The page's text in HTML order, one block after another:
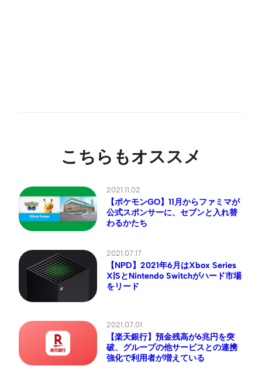
こちらもオススメ
2021.11.02
【ポケモンGO】11月からファミマが
公式スポンサーに、セブンと入れ替
わるかたち
2021.07.17
【NPD】2021年6月はXbox Series
X|SとNintendo Switchがハード市場
をリード
2021.07.01
【楽天銀行】預金残高が6兆円を突
破、グループの他サービスとの連携
強化で利用者が増えている